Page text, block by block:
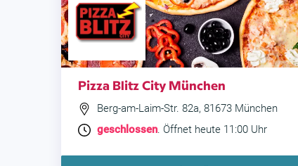
Pizza Blitz City München
Berg-am-Laim-Str. 82a, 81673 München
geschlossen. Öffnet heute 11:00 Uhr